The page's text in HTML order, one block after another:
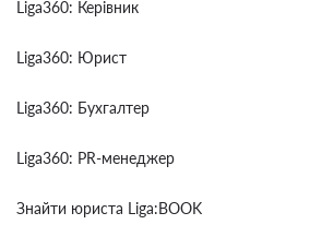
Liga360: Керівник
Liga360: Юрист
Liga360: Бухгалтер
Liga360: PR-менеджер
Знайти юриста Liga:BOOK